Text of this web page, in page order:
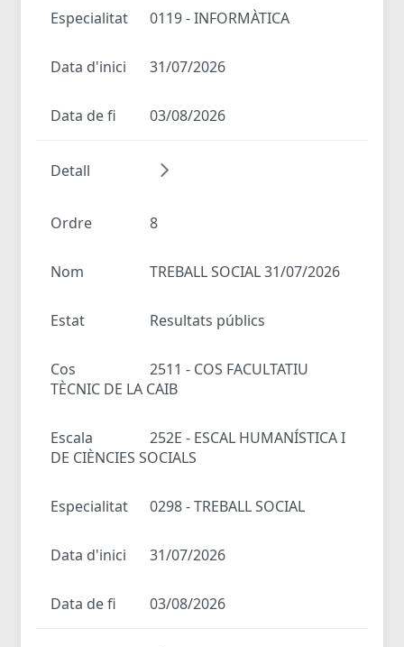
Especialitat 0119 - INFORMÀTICA
Data d'inici 31/07/2026
Data de fi 03/08/2026
Detall
Ordre 8
Nom TREBALL SOCIAL 31/07/2026
Estat Resultats públics
Cos
2511 - COS FACULTATIU
TÈCNIC DE LA CAIB
Escala
252E - ESCAL HUMANÍSTICA I
DE CIÈNCIES SOCIALS
Especialitat 0298 - TREBALL SOCIAL
Data d'inici 31/07/2026
Data de fi 03/08/2026